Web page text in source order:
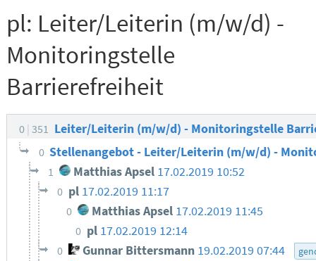
pl: Leiter/Leiterin (m/w/d) -
Monitoringstelle
Barrierefreiheit
0 351 Leiter/Leiterin (m/w/d) - Monitoringstelle
0 Stellenangebot - Leiter/Leiterin (m/w/d) -
1 Matthias Apsel 17.02.2019 10:52
0 pl 17.02.2019 11:17
0 Matthias Apsel 17.02.2019 11:45
0 pl 17.02.2019 12:14
0 Gunnar Bittersmann 19.02.2019 07:44